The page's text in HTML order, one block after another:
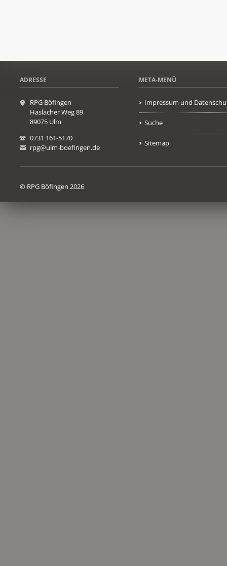
ADRESSE
RPG Böfingen
Haslacher Weg 89
89075 Ulm
0731 161-5170
rpg@ulm-boefingen.de
META-MENÜ
Impressum und
Suche
Sitemap
© RPG Böfingen 2026